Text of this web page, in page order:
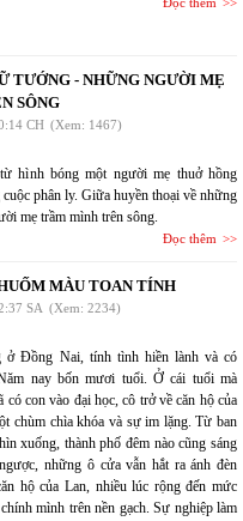
TƯỚNG - NHỮNG NGƯỜI MẸ
SÔNG
CH (Xem: 1467)
hình bóng một người mẹ thuở hồng
phân ly. Giữa huyền thoại về những
mẹ trầm mình trên sông.
Đọc thêm
MÀU TOAN TÍNH
SA (Xem: 2234)
ở Đồng Nai, tính tình hiền lành và có
nay bốn mươi tuổi. Ở cái tuổi mà
con vào đại học, cô trở về căn hộ của
chùm chìa khóa và sự im lặng. Từ ban
xuống, thành phố đêm nào cũng sáng
những ô cửa vẫn hắt ra ánh đèn
hộ của Lan, nhiều lúc rộng đến mức
mình trên nền gạch. Sự nghiệp làm